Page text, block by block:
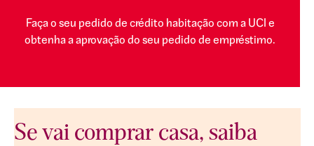
Faça o seu pedido de crédito habitação com a UCI e
obtenha a aprovação do seu pedido de empréstimo.
Se vai comprar casa, saiba